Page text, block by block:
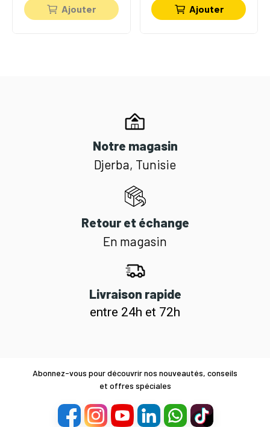
Ajouter Ajouter
Notre magasin
Djerba, Tunisie
Retour et échange
En magasin
Livraison rapide
entre 24h et 72h
Abonnez-vous pour découvrir nos nouveautés, conseils
et offres spéciales